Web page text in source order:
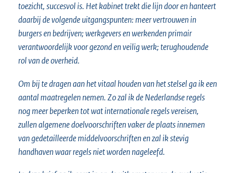
toezicht, succesvol is. Het kabinet trekt die lijn door en hanteert
daarbij de volgende uitgangspunten: meer vertrouwen in
burgers en bedrijven; werkgevers en werkenden primair
verantwoordelijk voor gezond en veilig werk; terughoudende
rol van de overheid.
Om bij te dragen aan het vitaal houden van het stelsel ga ik een
aantal maatregelen nemen. Zo zal ik de Nederlandse regels
nog meer beperken tot wat internationale regels vereisen,
zullen algemene doelvoorschriften vaker de plaats innemen
van gedetailleerde middelvoorschriften en zal ik stevig
handhaven waar regels niet worden nageleefd.